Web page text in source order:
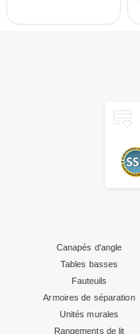
Canapés d'angle
Tables basses
Fauteuils
Armoires de séparation
Unités murales
Rangements de lit